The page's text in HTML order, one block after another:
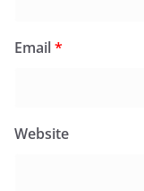
Email*
Website